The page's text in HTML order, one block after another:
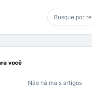
você
Não há mais artigos